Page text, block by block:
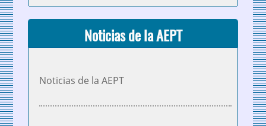
Noticias de la AEPT
Noticias de la AEPT